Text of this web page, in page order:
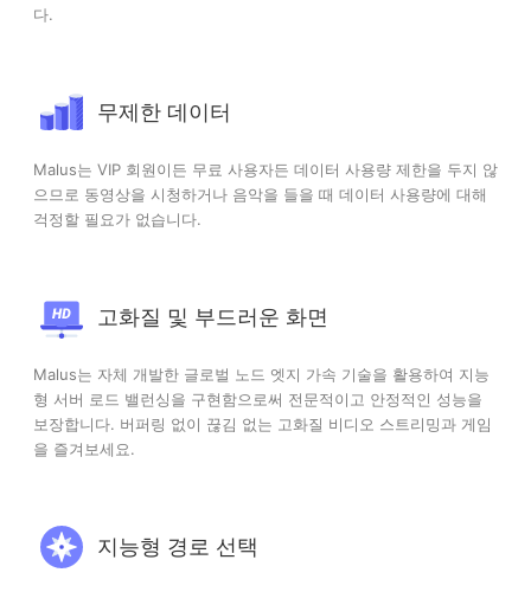
다.
무제한 데이터
Malus는 VIP 회원이든 무료 사용자든 데이터 사용량 제한을 두지 않
으므로 동영상을 시청하거나 음악을 들을 때 데이터 사용량에 대해
걱정할 필요가 없습니다.
고화질 및 부드러운 화면
Malus는 자체 개발한 글로벌 노드 엣지 가속 기술을 활용하여 지능
형 서버 로드 밸런싱을 구현함으로써 전문적이고 안정적인 성능을
보장합니다. 버퍼링 없이 끊김 없는 고화질 비디오 스트리밍과 게임
을 즐겨보세요.
지능형 경로 선택